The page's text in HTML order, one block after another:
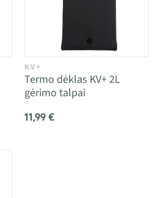
KV+
Termo dėklas KV+ 2L
gėrimo talpai
11,99 €